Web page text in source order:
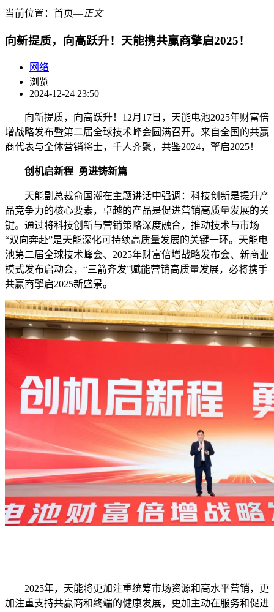
当前位置： 首页―正文
向新提质，向高跃升！天能携共赢商擎启2025！
网络
浏览
2024-12-24 23:50
向新提质，向高跃升！12月17日，天能电池2025年财富倍
增战略发布暨第二届全球技术峰会圆满召开。来自全国的共赢
商代表与全体营销将士，千人齐聚，共鉴2024，擎启2025！
创机启新程 勇进铸新篇
天能副总裁俞国潮在主题讲话中强调：科技创新是提升产
品竞争力的核心要素，卓越的产品是促进营销高质量发展的关
键。通过将科技创新与营销策略深度融合，推动技术与市场
“双向奔赴”是天能深化可持续高质量发展的关键一环。天能电
池第二届全球技术峰会、2025年财富倍增战略发布会、新商业
模式发布启动会，“三箭齐发”赋能营销高质量发展，必将携手
共赢商擎启2025新盛景。
2025年，天能将更加注重统筹市场资源和高水平营销，更
加注重支持共赢商和终端的健康发展，更加主动在服务和促进